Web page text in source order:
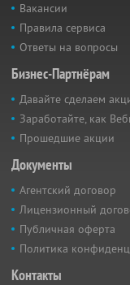
Вакансии
Правила сервиса
Ответы на вопросы
Бизнес-Партнёрам
Давайте сделаем
Заработайте, как
Прошедшие акции
Документы
Агентский договор
Лицензионный
Публичная оферта
Политика
Контакты